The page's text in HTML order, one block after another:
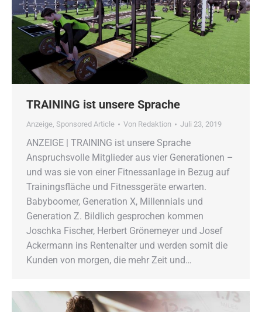
TRAINING ist unsere Sprache
Anzeige Sponsored Article Von Redaktion Juli 23, 2019
ANZEIGE | TRAINING ist unsere Sprache
Anspruchsvolle Mitglieder aus vier Generationen –
und was sie von einer Fitnessanlage in Bezug auf
Trainingsfläche und Fitnessgeräte erwarten.
Babyboomer, Generation X, Millennials und
Generation Z. Bildlich gesprochen kommen
Joschka Fischer, Herbert Grönemeyer und Josef
Ackermann ins Rentenalter und werden somit die
Kunden von morgen, die mehr Zeit und…